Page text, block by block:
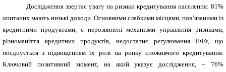
Дослідження звертає увагу на ризики кредитування населення: 81%
опитаних мають низькі доходи. Основними слабкими місцями, пов’язаними із
кредитними продуктами, є нерозвинені механізми управління ризиками,
різноманіття кредитних продуктів, недостатнє регулювання НФУ, що
поєднується з підвищенням їх ролі на ринку споживчого кредитування.
Ключовий позитивний момент, на який указує дослідження, – 76%